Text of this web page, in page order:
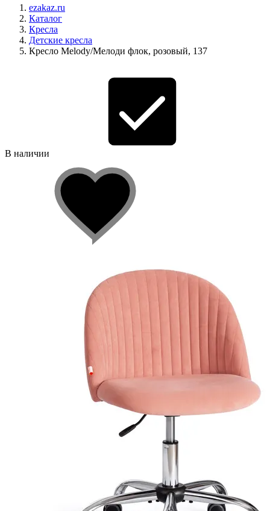
ezakaz.ru
Каталог
Кресла
Детские кресла
Кресло Melody/Мелоди флок, розовый, 137
В наличии